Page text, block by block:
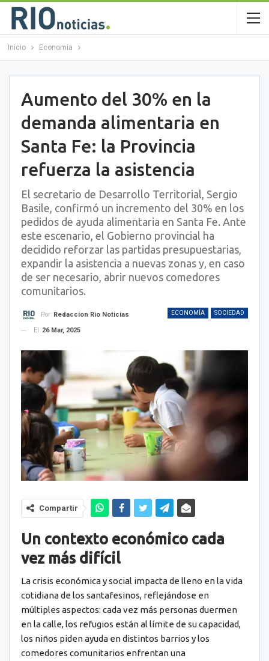
Inicio Economía
Aumento del 30% en la
demanda alimentaria en
Santa Fe: la Provincia
refuerza la asistencia
El secretario de Desarrollo Territorial, Sergio
Basile, confirmó un incremento del 30% en los
pedidos de ayuda alimentaria en Santa Fe. Ante
este escenario, el Gobierno provincial ha
decidido reforzar las partidas presupuestarias,
expandir la asistencia a nuevas zonas y, en caso
de ser necesario, abrir nuevos comedores
comunitarios.
ECONOMÍA SOCIEDAD
Por Redaccion Rio Noticias
El
26 Mar, 2025
Compartir
Un contexto económico cada
vez más difícil
La crisis económica y social impacta de lleno en la vida
cotidiana de los santafesinos, reflejándose en
múltiples aspectos: cada vez más personas duermen
en la calle, los refugios están al límite de su capacidad,
los niños piden ayuda en distintos barrios y los
comedores comunitarios enfrentan una